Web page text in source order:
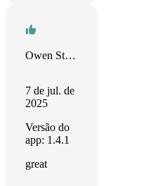
Owen Stoutt
7 de jul. de
2025
Versão do
app: 1.4.1
great